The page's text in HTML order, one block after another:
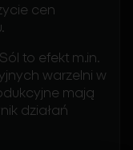
cen
to efekt m.in.
warzelni w
mają
działań